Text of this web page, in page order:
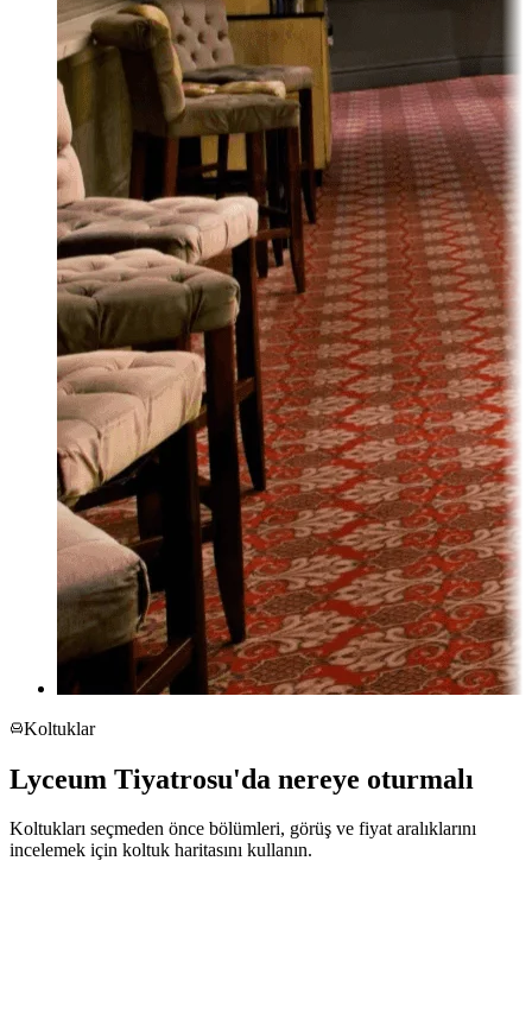
Koltuklar
Lyceum Tiyatrosu'da nereye oturmalı
Koltukları seçmeden önce bölümleri, görüş ve fiyat aralıklarını
incelemek için koltuk haritasını kullanın.